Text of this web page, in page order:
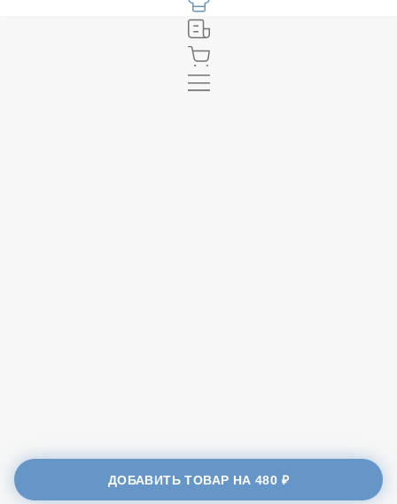
ДОБАВИТЬ ТОВАР НА480 ₽